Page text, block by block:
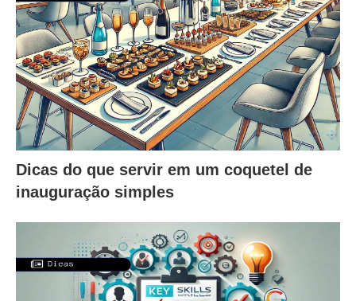
Dicas do que servir em um coquetel de
inauguração simples